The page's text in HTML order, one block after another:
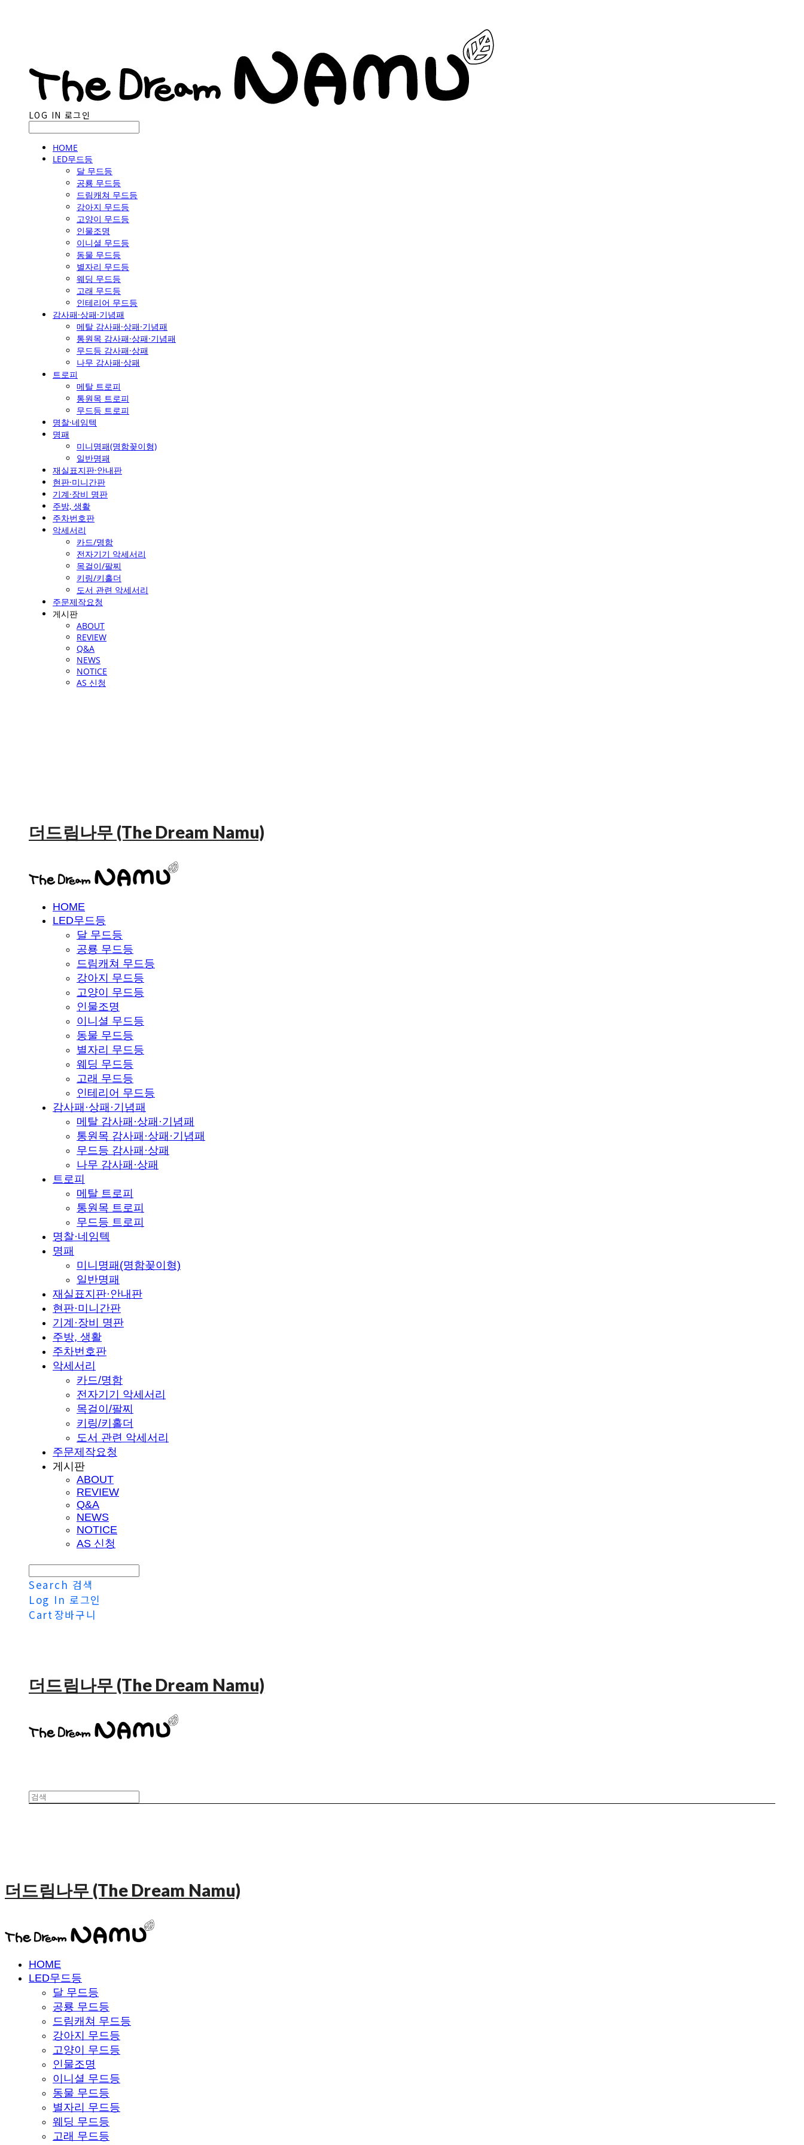
LOG IN 로그인
HOME
LED무드등
달 무드등
공룡 무드등
드림캐쳐 무드등
강아지 무드등
고양이 무드등
인물조명
이니셜 무드등
동물 무드등
별자리 무드등
웨딩 무드등
고래 무드등
인테리어 무드등
감사패·상패·기념패
메탈 감사패·상패·기념패
통원목 감사패·상패·기념패
무드등 감사패·상패
나무 감사패·상패
트로피
메탈 트로피
통원목 트로피
무드등 트로피
명찰·네임텍
명패
미니명패(명함꽂이형)
일반명패
재실표지판·안내판
현판·미니간판
기계·장비 명판
주방, 생활
주차번호판
악세서리
카드/명함
전자기기 악세서리
목걸이/팔찌
키링/키홀더
도서 관련 악세서리
주문제작요청
게시판
ABOUT
REVIEW
Q&A
NEWS
NOTICE
AS 신청
더드림나무 (The Dream Namu)
HOME
LED무드등
달 무드등
공룡 무드등
드림캐쳐 무드등
강아지 무드등
고양이 무드등
인물조명
이니셜 무드등
동물 무드등
별자리 무드등
웨딩 무드등
고래 무드등
인테리어 무드등
감사패·상패·기념패
메탈 감사패·상패·기념패
통원목 감사패·상패·기념패
무드등 감사패·상패
나무 감사패·상패
트로피
메탈 트로피
통원목 트로피
무드등 트로피
명찰·네임텍
명패
미니명패(명함꽂이형)
일반명패
재실표지판·안내판
현판·미니간판
기계·장비 명판
주방, 생활
주차번호판
악세서리
카드/명함
전자기기 악세서리
목걸이/팔찌
키링/키홀더
도서 관련 악세서리
주문제작요청
게시판
ABOUT
REVIEW
Q&A
NEWS
NOTICE
AS 신청
Search 검색
Log In 로그인
Cart 장바구니
더드림나무 (The Dream Namu)
더드림나무 (The Dream Namu)
HOME
LED무드등
달 무드등
공룡 무드등
드림캐쳐 무드등
강아지 무드등
고양이 무드등
인물조명
이니셜 무드등
동물 무드등
별자리 무드등
웨딩 무드등
고래 무드등